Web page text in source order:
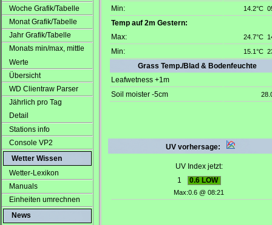
Woche Grafik/Tabelle
Monat Grafik/Tabelle
Jahr Grafik/Tabelle
Monats min/max, mittle
Werte
Übersicht
WD Clientraw Parser
Jährlich pro Tag
Detail
Stations info
Console VP2
Wetter Wissen
Wetter-Lexikon
Manuals
Einheiten umrechnen
News